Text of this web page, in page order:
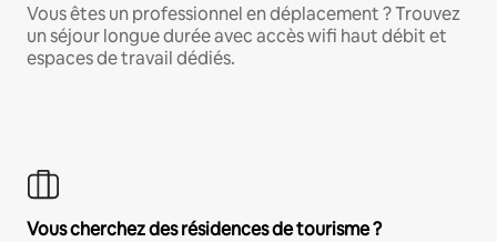
Vous êtes un professionnel en déplacement ? Trouvez
un séjour longue durée avec accès wifi haut débit et
espaces de travail dédiés.
Vous cherchez des résidences de tourisme ?